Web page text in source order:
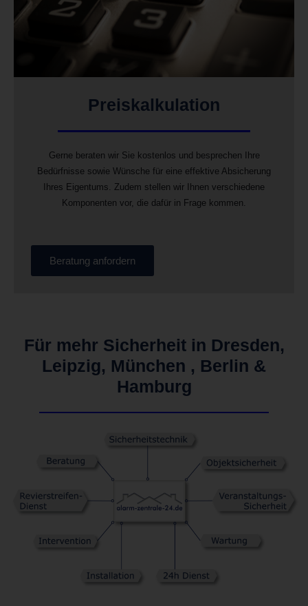
Preiskalkulation
Gerne beraten wir Sie kostenlos und besprechen Ihre
Bedürfnisse sowie Wünsche für eine effektive Absicherung
Ihres Eigentums. Zudem stellen wir Ihnen verschiedene
Komponenten vor, die dafür in Frage kommen.
Beratung anfordern
Für mehr Sicherheit in Dresden,
Leipzig, München , Berlin &
Hamburg